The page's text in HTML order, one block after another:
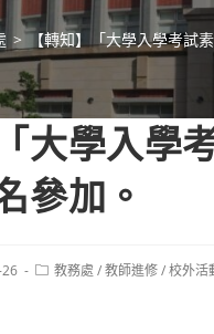
> 【轉知】「大學入學考試
「大學入
參加。
Post教務處 /教師進修/校外活